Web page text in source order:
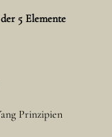
5 Elemente
Prinzipien